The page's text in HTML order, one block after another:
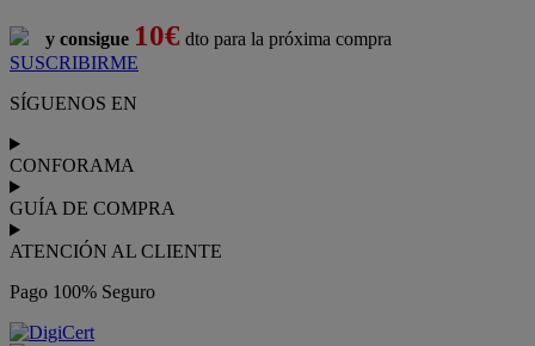
y consigue 10€ dto para la próxima compra
SUSCRIBIRME
SÍGUENOS EN
CONFORAMA
GUÍA DE COMPRA
ATENCIÓN AL CLIENTE
Pago 100% Seguro